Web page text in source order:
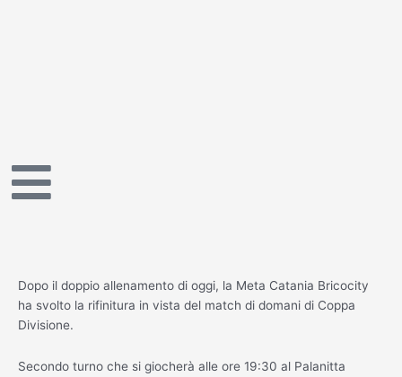
Dopo il doppio allenamento di oggi, la Meta Catania Bricocity
ha svolto la rifinitura in vista del match di domani di Coppa
Divisione.
Secondo turno che si giocherà alle ore 19:30 al Palanitta